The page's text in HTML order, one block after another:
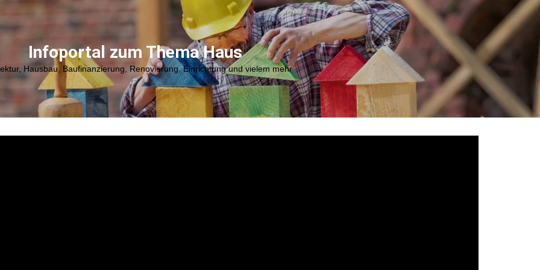
Infoportal zum Thema Haus
Hausbau, Baufinanzierung, Renovierung, Einrichtung und vielem mehr